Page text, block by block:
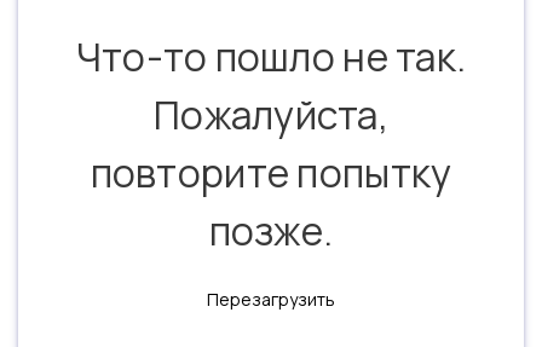
Что-то пошло не так.
Пожалуйста,
повторите попытку
позже.
Перезагрузить